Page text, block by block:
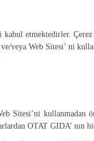
etmektedirler. Çerez
Web Sitesi’ ni
kullanmadan
OTAT GIDA’